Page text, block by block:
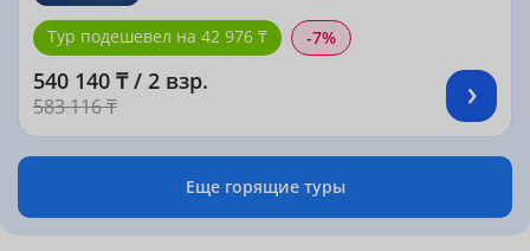
Тур подешевел на 42 976 ₸ -7%
540 140 ₸ / 2 взр.
583 116 ₸
Еще горящие туры